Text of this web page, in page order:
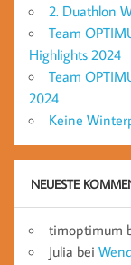
2. Duathlon
Team
Highlights 2024
Team
2024
Keine
NEUESTE
timoptimum
Julia bei